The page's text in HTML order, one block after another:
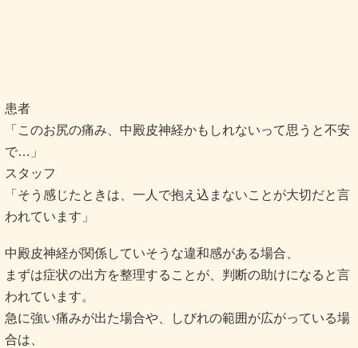
患者
「このお尻の痛み、中殿皮神経かもしれないって思うと不安
で…」
スタッフ
「そう感じたときは、一人で抱え込まないことが大切だと言
われています」
中殿皮神経が関係していそうな違和感がある場合、
まずは症状の出方を整理することが、判断の助けになると言
われています。
急に強い痛みが出た場合や、しびれの範囲が広がっている場
合は、